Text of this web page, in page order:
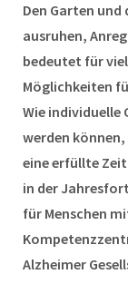
Den Garten
ausruhen,
bedeutet für
Möglichkeiten
Wie
werden können,
eine erfüllte
in der
für Menschen
Alzheimer